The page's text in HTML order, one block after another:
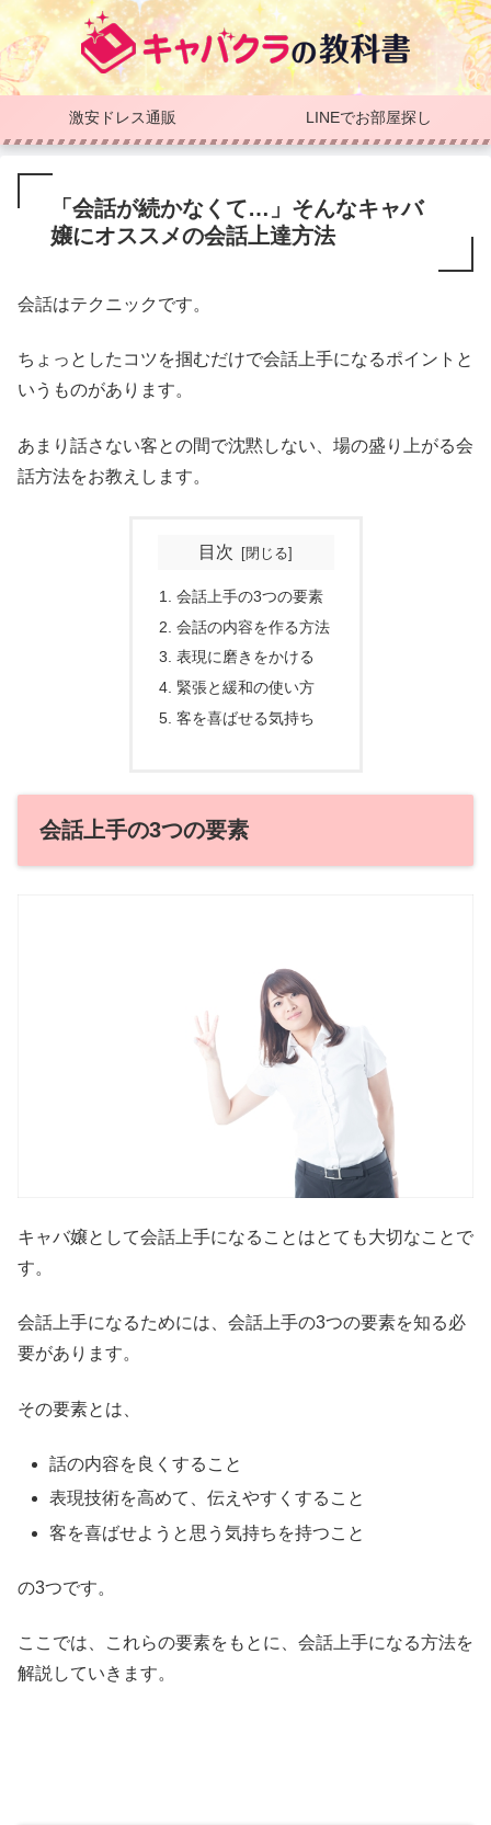
激安ドレス通販 LINEでお部屋探し
「会話が続かなくて…」そんなキャバ
嬢にオススメの会話上達方法
会話はテクニックです。
ちょっとしたコツを掴むだけで会話上手になるポイントと
いうものがあります。
あまり話さない客との間で沈黙しない、場の盛り上がる会
話方法をお教えします。
目次
会話上手の3つの要素
会話の内容を作る方法
表現に磨きをかける
緊張と緩和の使い方
客を喜ばせる気持ち
会話上手の3つの要素
キャバ嬢として会話上手になることはとても大切なことで
す。
会話上手になるためには、会話上手の3つの要素を知る必
要があります。
その要素とは、
話の内容を良くすること
表現技術を高めて、伝えやすくすること
客を喜ばせようと思う気持ちを持つこと
の3つです。
ここでは、これらの要素をもとに、会話上手になる方法を
解説していきます。